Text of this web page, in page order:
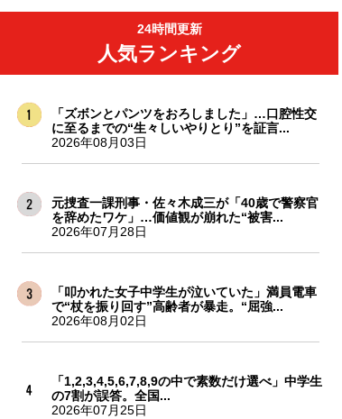
24時間更新
人気ランキング
「ズボンとパンツをおろしました」…口腔性交
に至るまでの“生々しいやりとり”を証言...
2026年08月03日
元捜査一課刑事・佐々木成三が「40歳で警察官
を辞めたワケ」…価値観が崩れた“被害...
2026年07月28日
「叩かれた女子中学生が泣いていた」満員電車
で“杖を振り回す”高齢者が暴走。“屈強...
2026年08月02日
「1,2,3,4,5,6,7,8,9の中で素数だけ選べ」中学生
の7割が誤答。全国...
2026年07月25日